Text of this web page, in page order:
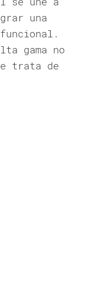
una
gama no
trata de